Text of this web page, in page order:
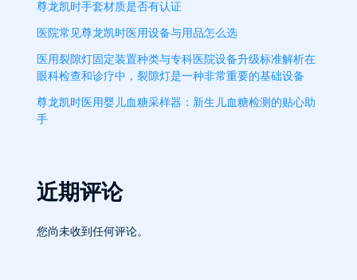
尊龙凯时手套材质是否有认证
医院常见尊龙凯时医用设备与用品怎么选
医用裂隙灯固定装置种类与专科医院设备升级标准解析在
眼科检查和诊疗中，裂隙灯是一种非常重要的基础设备
尊龙凯时医用婴儿血糖采样器：新生儿血糖检测的贴心助
手
近期评论
您尚未收到任何评论。